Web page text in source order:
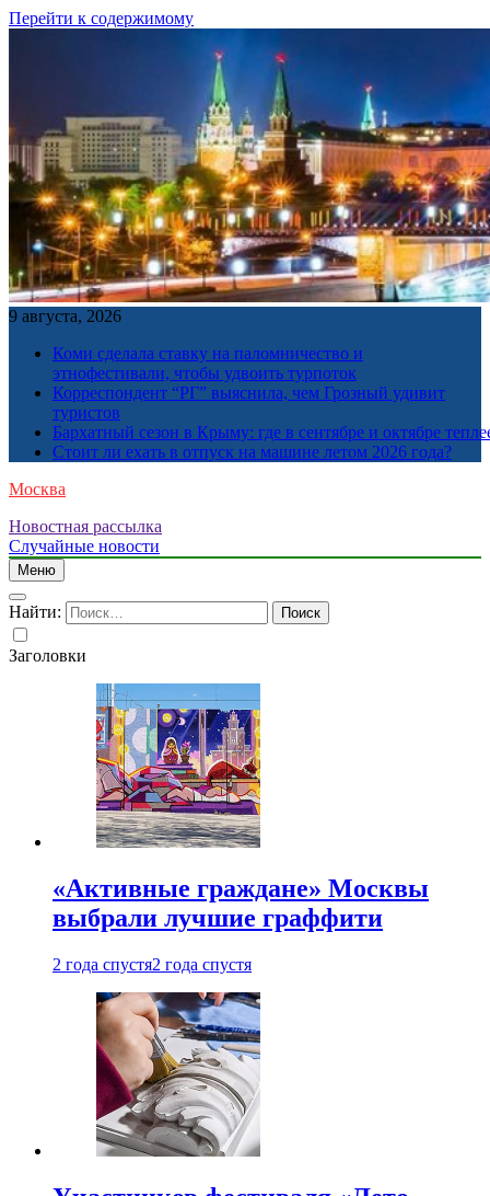
Перейти к содержимому
9 августа, 2026
Коми сделала ставку на паломничество и
этнофестивали, чтобы удвоить турпоток
Корреспондент “РГ” выяснила, чем Грозный удивит
туристов
Бархатный сезон в Крыму: где в сентябре и октябре
Стоит ли ехать в отпуск на машине летом 2026 года?
Москва
Новостная рассылка
Случайные новости
Меню
Найти:
Заголовки
«Активные граждане» Москвы
выбрали лучшие граффити
2 года спустя2 года спустя